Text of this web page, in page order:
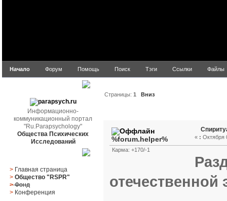
Начало Форум Помощь Поиск Тэги Ссылки Файлы
Информационно-
коммуникационный портал
"Ru.Parapsychology"
Общества Психических
Исследований
> Главная страница
> Общество "RSPR"
> Фонд
> Конференция
Страницы:1 Вниз
%forum.helper%
Карма: +170/-1
« : Октября
отечественной